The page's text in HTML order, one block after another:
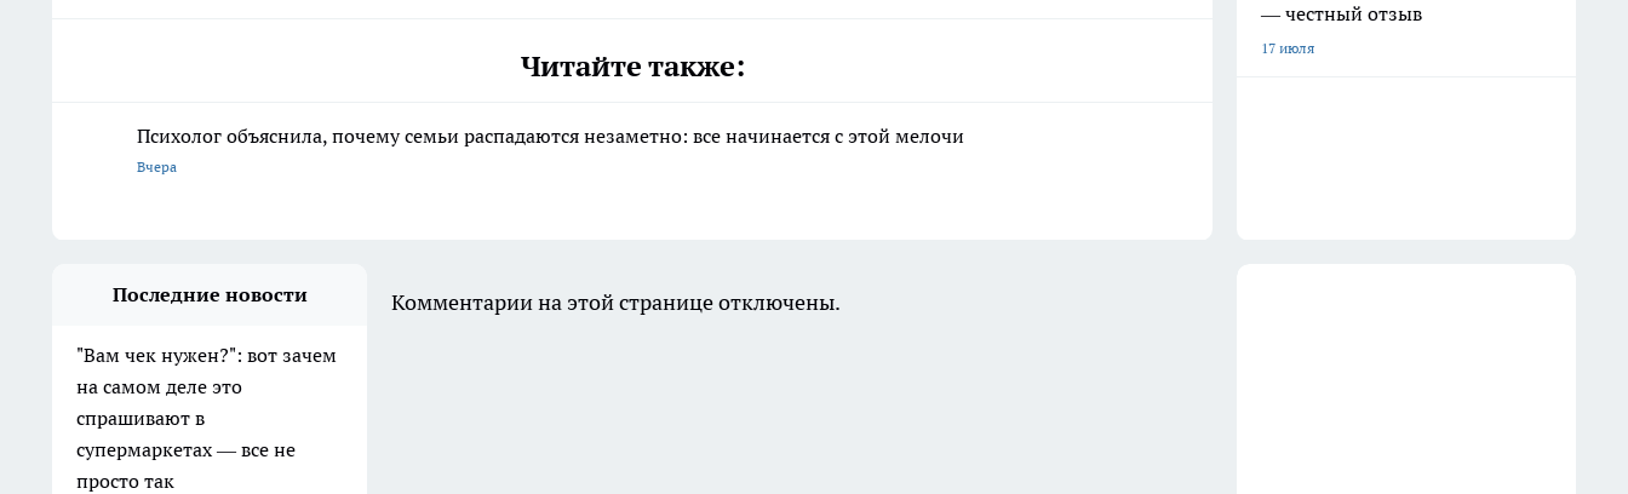
Читайте также:
Психолог объяснила, почему семьи распадаются незаметно: все начинается с этой мелочи
Вчера
— честный отзыв
17 июля
Последние новости
"Вам чек нужен?": вот зачем
на самом деле это
спрашивают в
супермаркетах — все не
просто так
Комментарии на этой странице отключены.